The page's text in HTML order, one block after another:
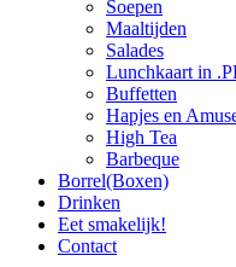
Soepen
Maaltijden
Salades
Lunchkaart in
Buffetten
Hapjes en
High Tea
Barbeque
Borrel(Boxen)
Drinken
Eet smakelijk!
Contact